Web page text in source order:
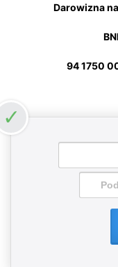
Darowizna
94 1750